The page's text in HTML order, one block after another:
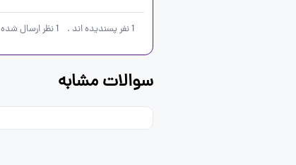
1نفر پسندیده اند .
1نظر ارسال شده
سوالات مشابه